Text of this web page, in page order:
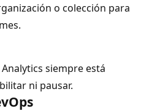
o colección para
siempre está
ni pausar.